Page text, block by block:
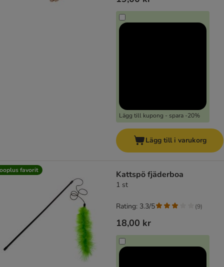
Lägg till kupong - spara -20%
Lägg till i varukorg
favorit Kattspö fjäderboa
1 st
18,00 kr
Rating: 3.3/5 (9)